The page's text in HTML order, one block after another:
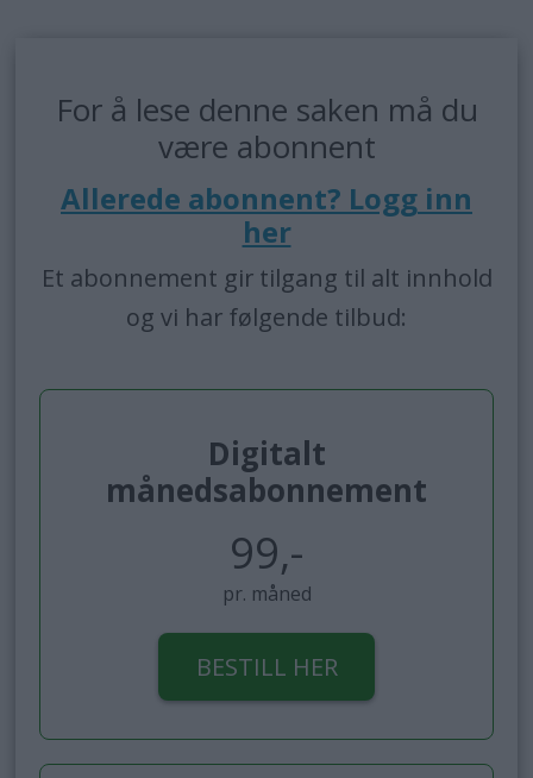
For å lese denne saken må du
være abonnent
Allerede abonnent? Logg inn
her
Et abonnement gir tilgang til alt innhold
og vi har følgende tilbud:
Digitalt
månedsabonnement
99,-
pr. måned
BESTILL HER